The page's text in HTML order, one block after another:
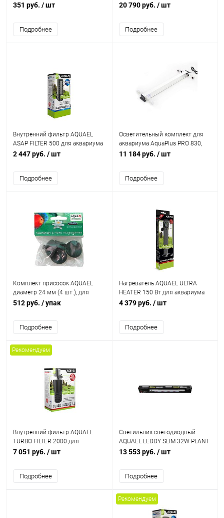
LED Retro Fit
351 руб. / шт
Подробнее
300 л (1200 л/ч, 13.9 Вт)
20 790 руб. / шт
Подробнее
Внутренний фильтр AQUAEL
ASAP FILTER 500 для аквариума
50 - 150 л (500 л/ч, 5 Вт)
2 447 руб. / шт
Подробнее
Осветительный комплект для
аквариума AquaPlus PRO 830,
под лампы Т8 4*25Вт (без ламп)
11 184 руб. / шт
Подробнее
Комплект присосок AQUAEL
диаметр 24 мм (4 шт.), для
фильтров FAN MIKRO/MINI/ 1;
ASAP 300/500
512 руб. / упак
Подробнее
Нагреватель AQUAEL ULTRA
HEATER 150 Вт для аквариума
90 - 150 л (пластиковый,
4 379 руб. / шт
Подробнее
Рекомендуем
Внутренний фильтр AQUAEL
TURBO FILTER 2000 для
аквариума 350 - 500 л (2000л/ч,
7 051 руб. / шт
Подробнее
Cветильник светодиодный
AQUAEL LEDDY SLIM 32W PLANT
2.0 белый, для аквариума
13 553 руб. / шт
Подробнее
Рекомендуем